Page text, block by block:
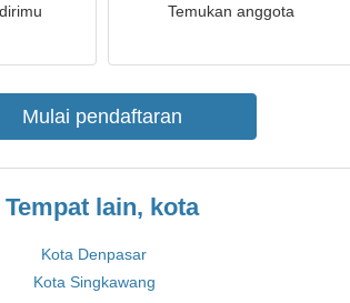
Temukan anggota
Mulai pendaftaran
Tempat lain, kota
Kota Denpasar
Kota Singkawang